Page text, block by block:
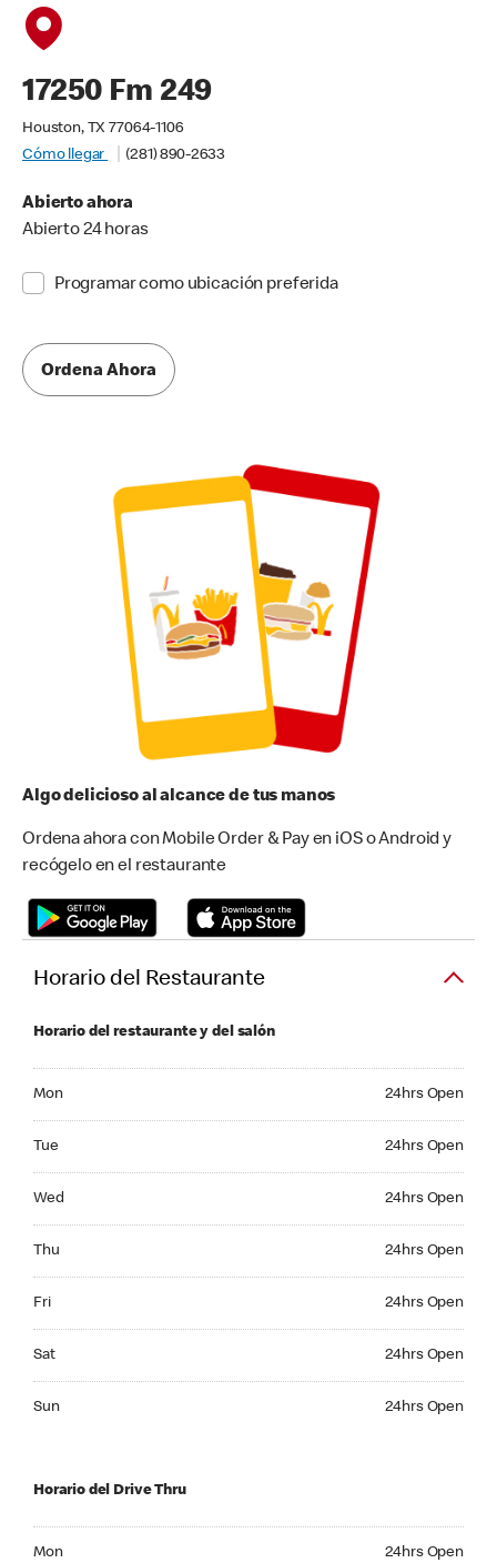
17250 Fm 249
Houston, TX 77064-1106
Cómo llegar
(281) 890-2633
Abierto ahora
Abierto 24 horas
Programar como ubicación preferida
Ordena Ahora
Algo delicioso al alcance de tus manos
Ordena ahora con Mobile Order & Pay en iOS o Android y
recógelo en el restaurante
Horario del Restaurante
Horario del restaurante y del salón
Mon 24hrs Open
Tue 24hrs Open
Wed 24hrs Open
Thu 24hrs Open
Fri 24hrs Open
Sat 24hrs Open
Sun 24hrs Open
Horario del Drive Thru
Mon 24hrs Open